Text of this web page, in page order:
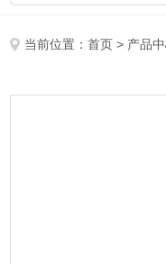
当前位置：首页 > 产品